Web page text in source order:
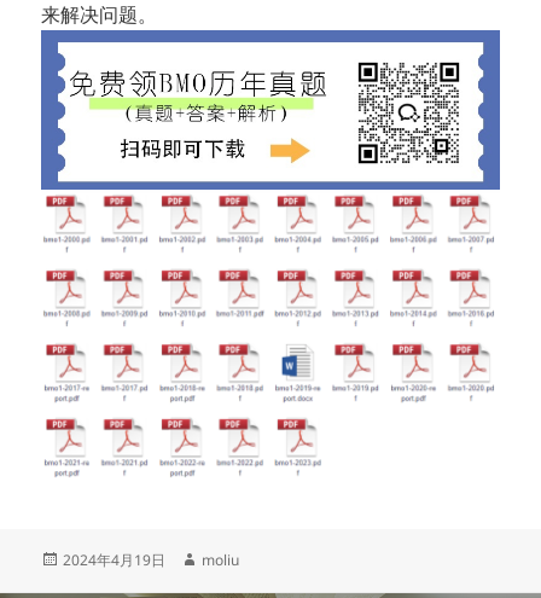
来解决问题。
发
2024年4月19日
作
moliu